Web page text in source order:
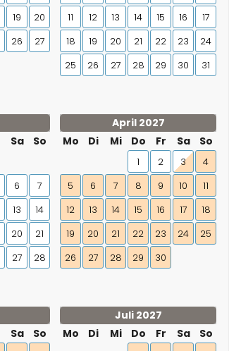
19
20
26
27
11
12 13 14 15 16
17
18
19 20 21 22 23
24
25
26 27 28 29 30 31
Sa So
6
7
13
14
20
21
27
28
April 2027
Mo
Di Mi Do Fr Sa So
1 2 3
4
5
6 7 8 9 10
11
12
13 14 15 16 17
18
19
20 21 22 23 24
25
26
27 28 29 30
Sa So
Juli 2027
Mo
Di Mi Do Fr Sa So